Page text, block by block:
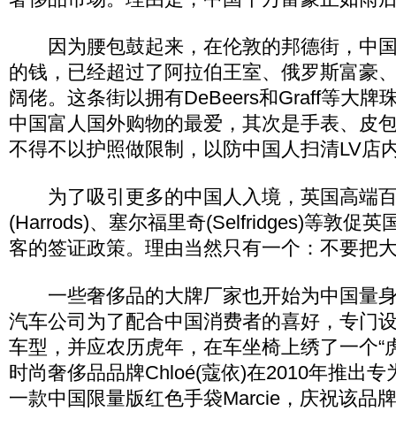
因为腰包鼓起来，在伦敦的邦德街，中
的钱，已经超过了阿拉伯王室、俄罗斯富豪
阔佬。这条街以拥有DeBeers和Graff等大牌
中国富人国外购物的最爱，其次是手表、皮
不得不以护照做限制，以防中国人扫清LV店
为了吸引更多的中国人入境，英国高端
(Harrods)、塞尔福里奇(Selfridges)等敦促英
客的签证政策。理由当然只有一个：不要把
一些奢侈品的大牌厂家也开始为中国量
汽车公司为了配合中国消费者的喜好，专门
车型，并应农历虎年，在车坐椅上绣了一个“
时尚奢侈品品牌Chloé(蔻依)在2010年推出专
一款中国限量版红色手袋Marcie，庆祝该品